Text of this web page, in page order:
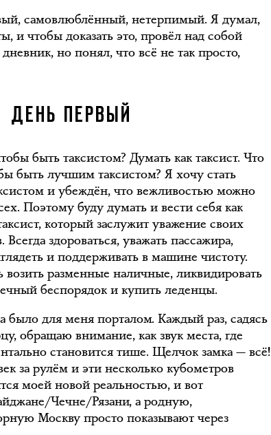
самовлюблённый, нетерпимый. Я думал,
и чтобы доказать это, провёл над собой
но понял, что всё не так просто,
ДЕНЬ ПЕРВЫЙ
быть таксистом? Думать как таксист. Что
быть лучшим таксистом? Я хочу стать
и убеждён, что вежливостью можно
Поэтому буду думать и вести себя как
который заслужит уважение своих
Всегда здороваться, уважать пассажира,
и поддерживать в машине чистоту.
возить разменные наличные, ликвидировать
беспорядок и купить леденцы.
было для меня порталом. Каждый раз, садясь
обращаю внимание, как звук места, где
становится тише. Щелчок замка — всё!
за рулём и эти несколько кубометров
моей новой реальностью, и вот
Чечне/Рязани, а родную,
Москву просто показывают через